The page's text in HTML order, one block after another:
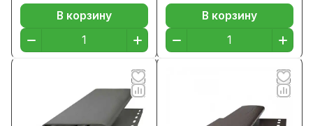
В корзину В корзину